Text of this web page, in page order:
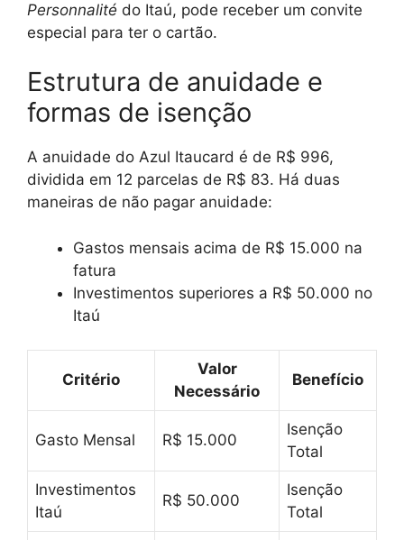
Personnalité do Itaú, pode receber um convite
especial para ter o cartão.
Estrutura de anuidade e
formas de isenção
A anuidade do Azul Itaucard é de R$ 996,
dividida em 12 parcelas de R$ 83. Há duas
maneiras de não pagar anuidade:
Gastos mensais acima de R$ 15.000 na
fatura
Investimentos superiores a R$ 50.000 no
Itaú
Critério
Valor
Necessário
Benefício
Gasto Mensal R$ 15.000
Isenção
Total
Investimentos
Itaú
R$ 50.000
Isenção
Total